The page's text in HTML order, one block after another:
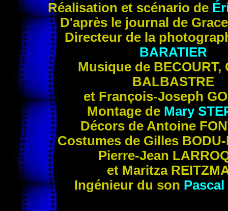
Réalisation et scénario de
D'après le journal de
Directeur de la
BARATIER
Musique de BECOURT,
BALBASTRE
et François-Joseph
Montage de Mary
Décors de Antoine
Costumes de Gilles BODU-
Pierre-Jean
et Maritza
Ingénieur du son Pascal